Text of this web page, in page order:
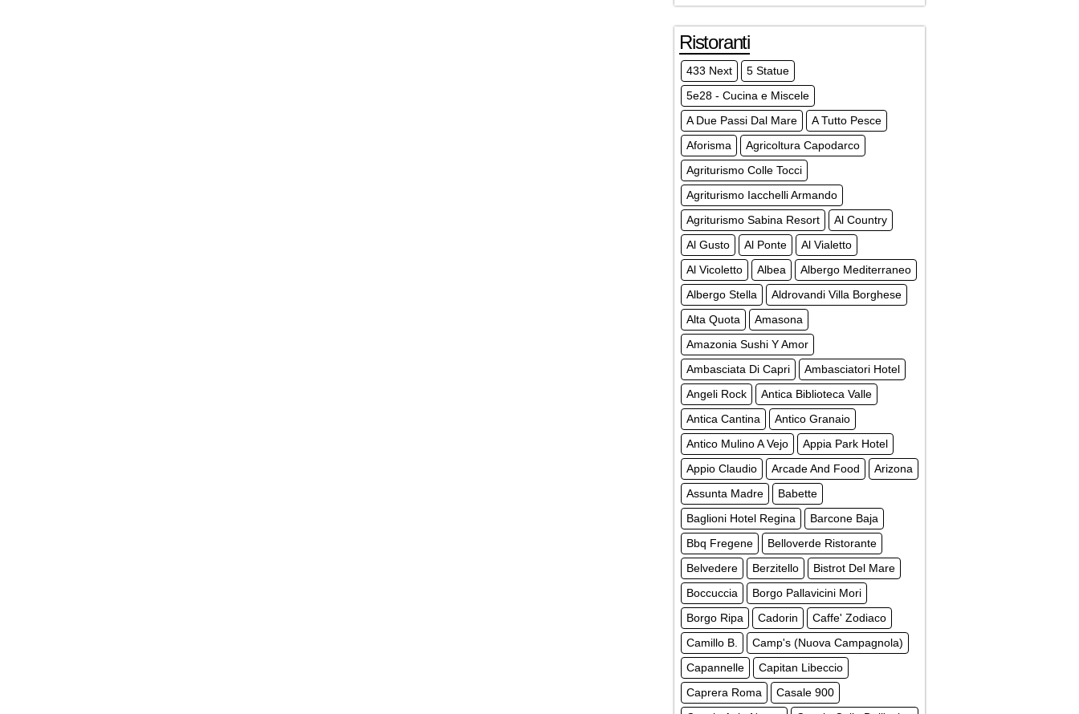
Ristoranti
433 Next
5 Statue
5e28 - Cucina e Miscele
A Due Passi Dal Mare
A Tutto Pesce
Aforisma
Agricoltura Capodarco
Agriturismo Colle Tocci
Agriturismo Iacchelli Armando
Agriturismo Sabina Resort
Al Country
Al Gusto
Al Ponte
Al Vialetto
Al Vicoletto
Albea
Albergo Mediterraneo
Albergo Stella
Aldrovandi Villa Borghese
Alta Quota
Amasona
Amazonia Sushi Y Amor
Ambasciata Di Capri
Ambasciatori Hotel
Angeli Rock
Antica Biblioteca Valle
Antica Cantina
Antico Granaio
Antico Mulino A Vejo
Appia Park Hotel
Appio Claudio
Arcade And Food
Arizona
Assunta Madre
Babette
Baglioni Hotel Regina
Barcone Baja
Bbq Fregene
Belloverde Ristorante
Belvedere
Berzitello
Bistrot Del Mare
Boccuccia
Borgo Pallavicini Mori
Borgo Ripa
Cadorin
Caffe' Zodiaco
Camillo B.
Camp's (Nuova Campagnola)
Capannelle
Capitan Libeccio
Caprera Roma
Casale 900